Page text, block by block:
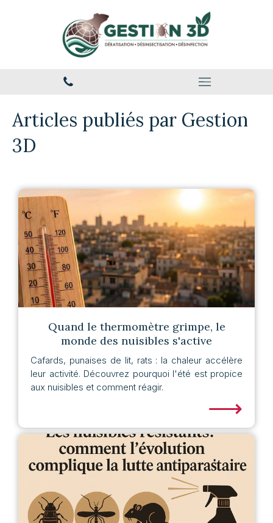
Articles publiés par Gestion
3D
Quand le thermomètre grimpe, le
monde des nuisibles s'active
Cafards, punaises de lit, rats : la chaleur accélère
leur activité. Découvrez pourquoi l'été est propice
aux nuisibles et comment réagir.
⟶